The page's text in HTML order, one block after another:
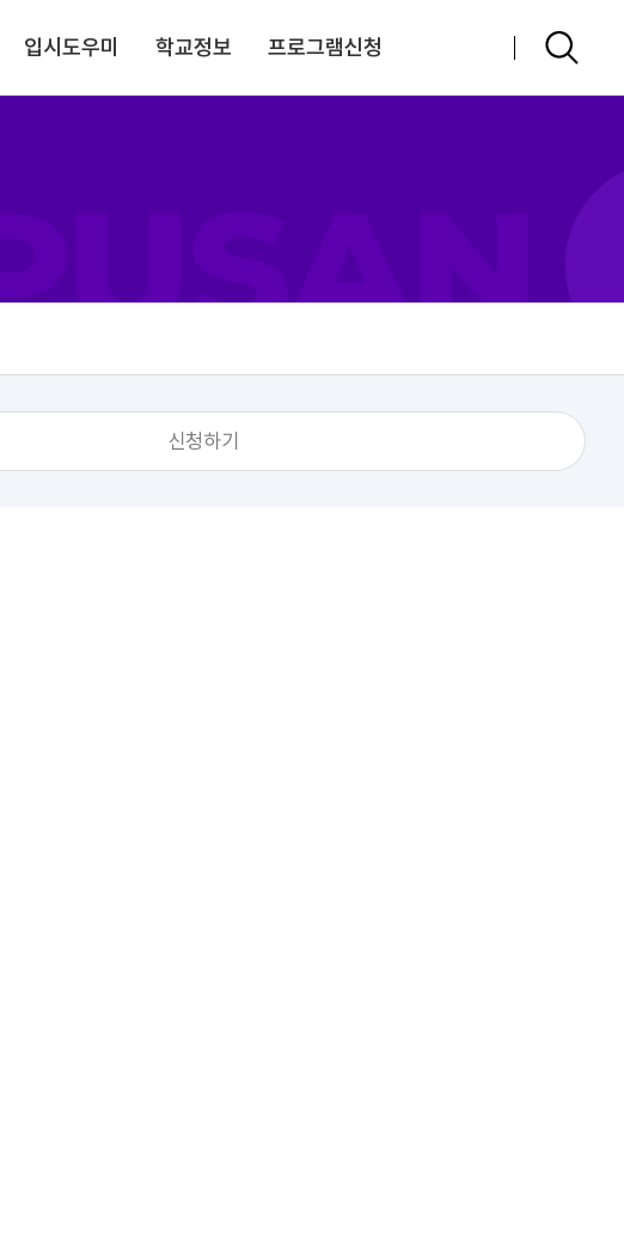
입시도우미 학교정보 프로그램신청
신청하기